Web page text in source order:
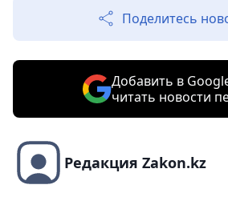
Поделитесь
Добавить в
читать новости
Редакция Zakon.kz